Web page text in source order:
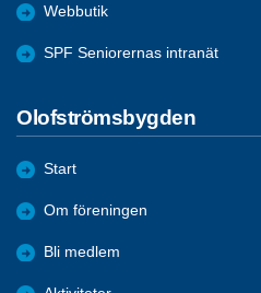
Webbutik
SPF Seniorernas intranät
Olofströmsbygden
Start
Om föreningen
Bli medlem